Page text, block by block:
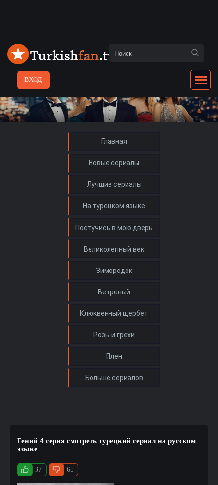
ВХОД
Главная
Новые сериалы
Лучшие сериалы
На турецком языке
Гений 4 серия смотреть турецкий сериал на русском
языке
37 65